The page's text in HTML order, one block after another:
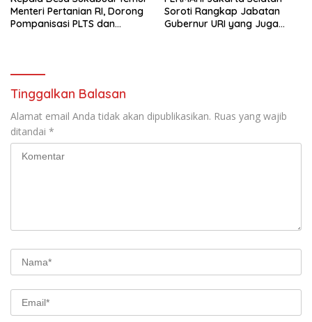
Menteri Pertanian RI, Dorong
Pompanisasi PLTS dan
Soroti Rangkap Jabatan
Gubernur URI yang Juga
Tinggalkan Balasan
Alamat email Anda tidak akan dipublikasikan. Ruas yang wajib
ditandai *